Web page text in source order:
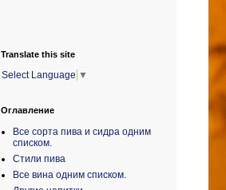
Translate this site
Select Language ▼
Оглавление
Все сорта пива и сидра одним
списком.
Стили пива
Все вина одним списком.